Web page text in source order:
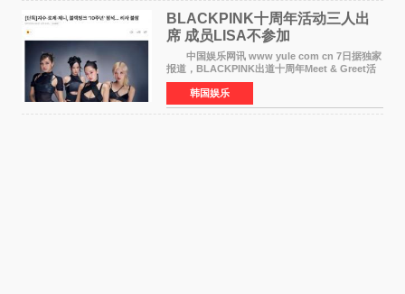
BLACKPINK十周年活动三人出
席 成员LISA不参加
中国娱乐网讯 www yule com cn 7日据独家
报道，BLACKPINK出道十周年Meet & Greet活
动将由智秀、ROS&Eacute;、JENNIE出席，
LISA将缺席。 此前BLACKPINK所属社YG并
未为组合出道十周年做
韩国娱乐